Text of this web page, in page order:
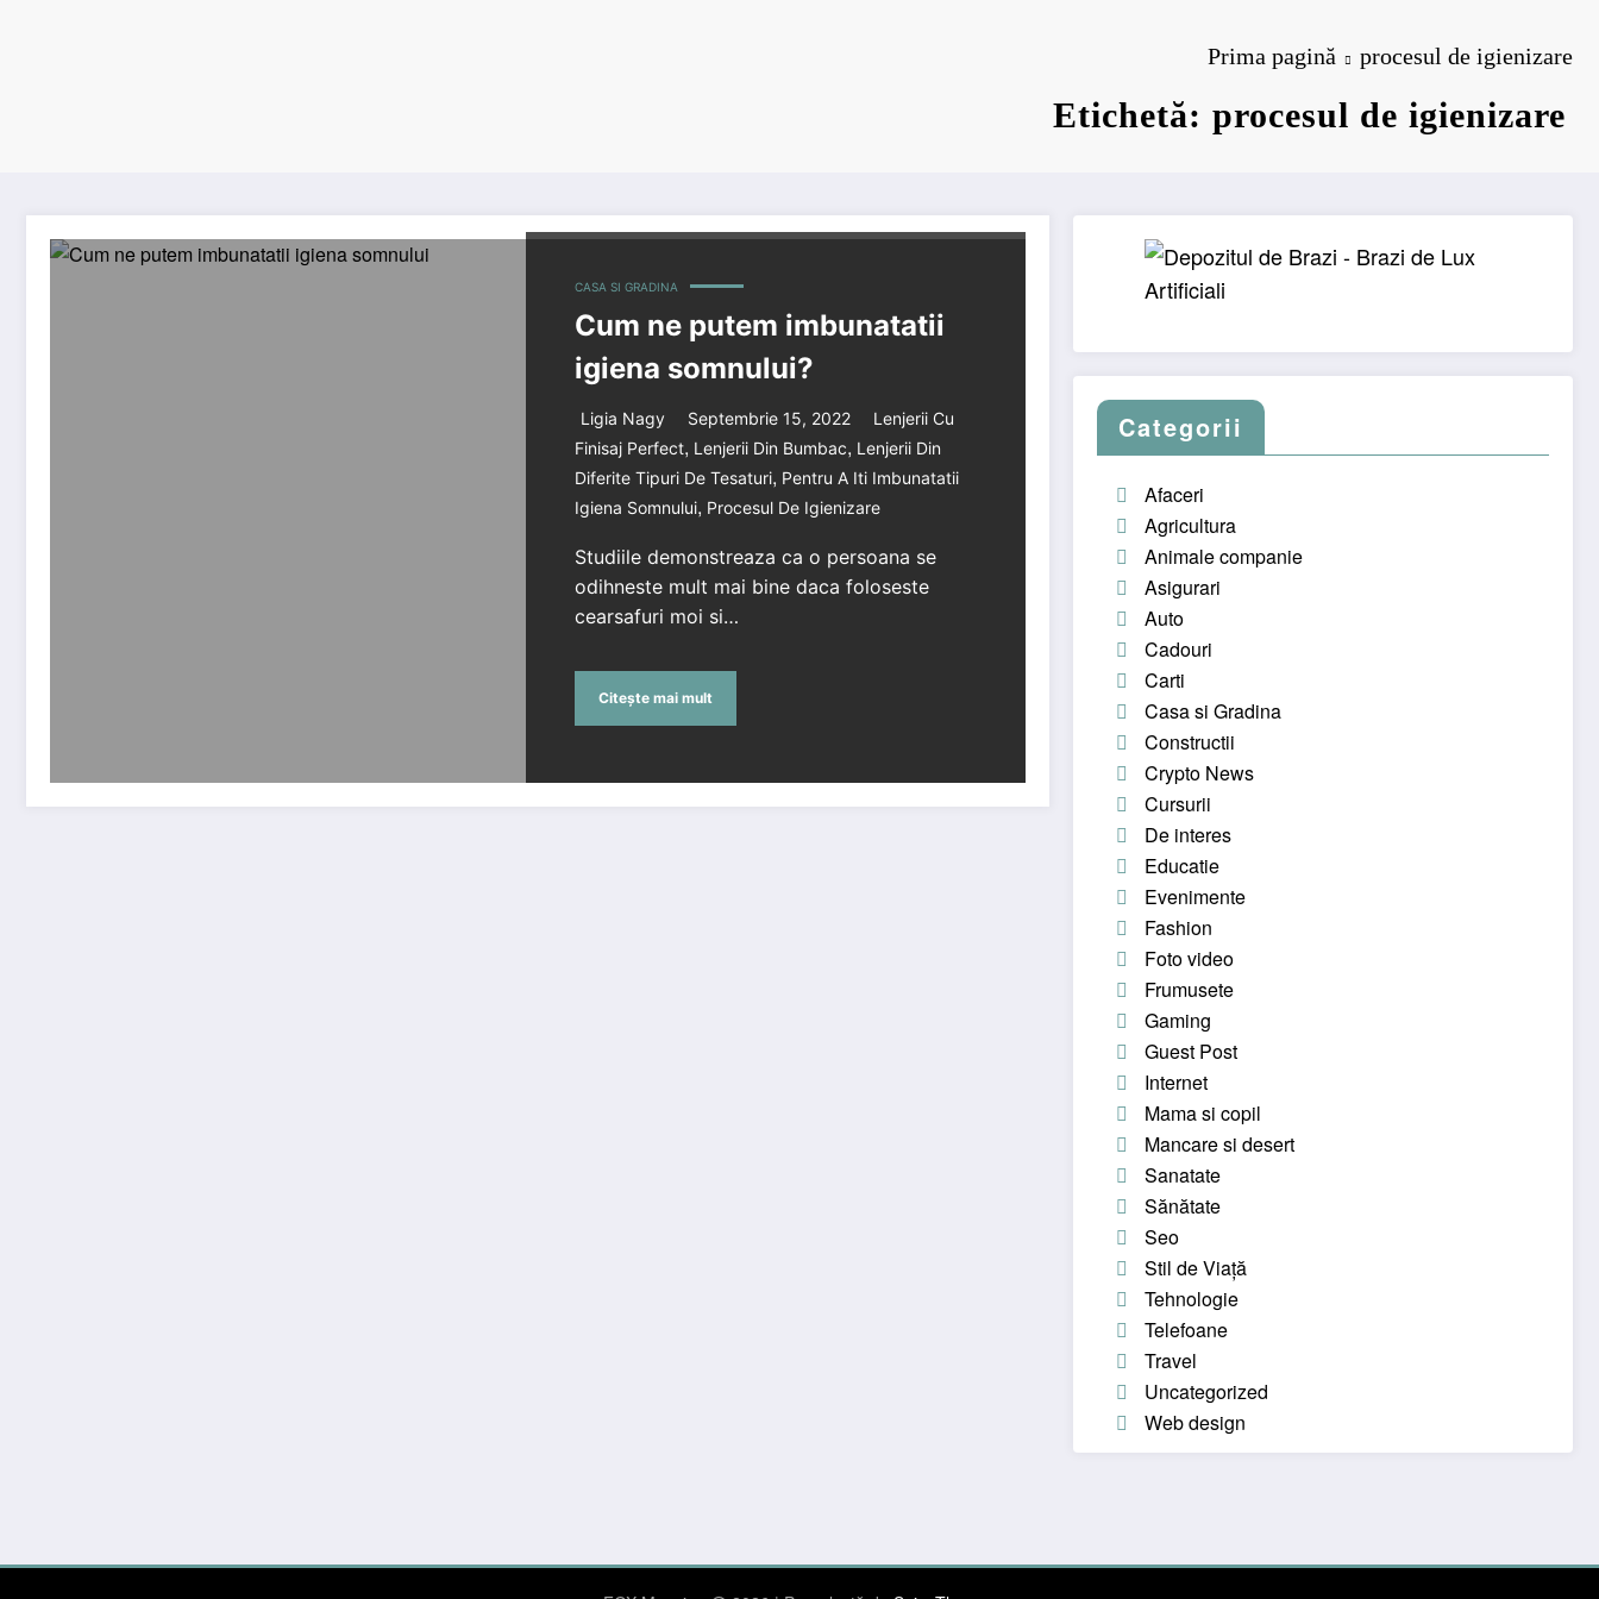
Prima pagină procesul de igienizare
Etichetă: procesul de igienizare
CASA SI GRADINA
Cum ne putem imbunatatii
igiena somnului?
Ligia Nagy Septembrie 15, 2022
Lenjerii Cu
Finisaj Perfect, Lenjerii Din Bumbac, Lenjerii Din
Diferite Tipuri De Tesaturi, Pentru A Iti Imbunatatii
Igiena Somnului, Procesul De Igienizare
Studiile demonstreaza ca o persoana se
odihneste mult mai bine daca foloseste
cearsafuri moi si…
Citește mai mult
Categorii
Afaceri
Agricultura
Animale companie
Asigurari
Auto
Cadouri
Carti
Casa si Gradina
Constructii
Crypto News
Cursurii
De interes
Educatie
Evenimente
Fashion
Foto video
Frumusete
Gaming
Guest Post
Internet
Mama si copil
Mancare si desert
Sanatate
Sănătate
Seo
Stil de Viață
Tehnologie
Telefoane
Travel
Uncategorized
Web design